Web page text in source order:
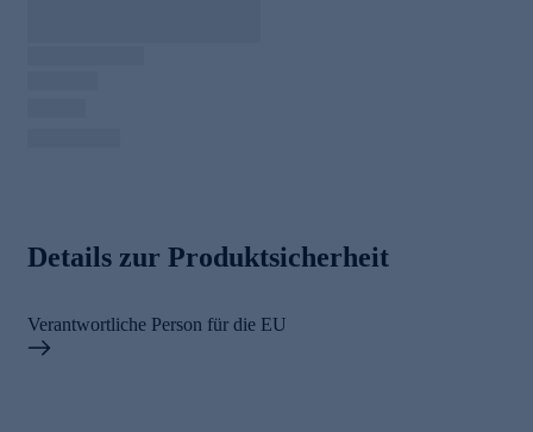
Details zur Produktsicherheit
Verantwortliche Person für die EU